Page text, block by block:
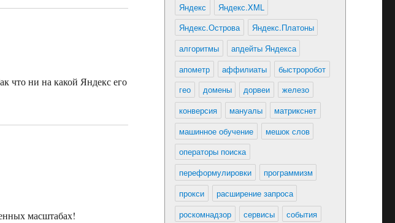
что ни на какой Яндекс его
масштабах!
Яндекс
Яндекс.XML
Яндекс.Острова
Яндекс.Платоны
алгоритмы
апдейты Яндекса
апометр
аффилиаты
быстроробот
гео
домены дорвеи
железо
конверсия
мануалы
матрикснет
машинное обучение
мешок слов
операторы поиска
переформулировки
программизм
прокси
расширение запроса
роскомнадзор
сервисы
события